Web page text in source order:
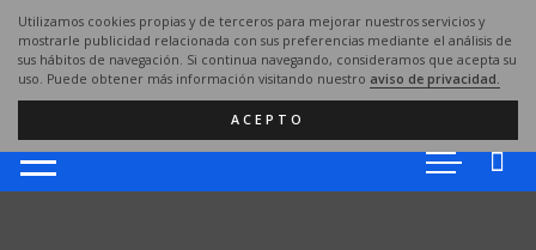
Utilizamos cookies propias y de terceros para mejorar nuestros servicios y
mostrarle publicidad relacionada con sus preferencias mediante el análisis de
sus hábitos de navegación. Si continua navegando, consideramos que acepta su
uso. Puede obtener más información visitando nuestro aviso de privacidad.
ACEPTO
Saltar
contenido